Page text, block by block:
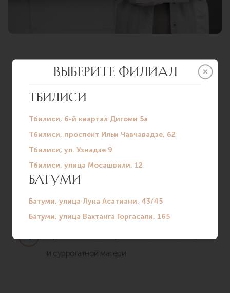
Специализация центра
семейной медицины:
Проведение программ экстракорпорального
оплодотворения, ИКСИ
Генетическая диагностика в программах ЭКО
и суррогатной матери